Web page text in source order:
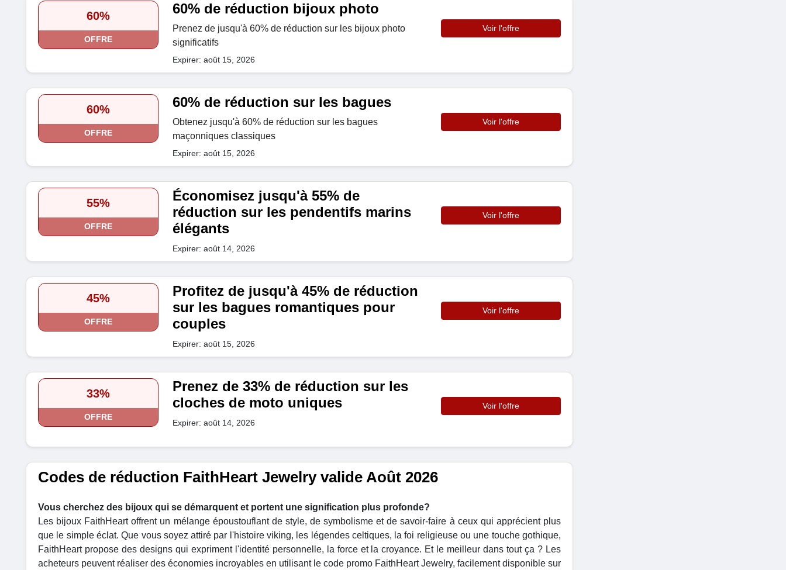
60%
OFFRE
60% de réduction bijoux photo
Prenez de jusqu'à 60% de réduction sur les bijoux photo
significatifs
Expirer: août 15, 2026
Voir l'offre
60%
OFFRE
60% de réduction sur les bagues
Obtenez jusqu'à 60% de réduction sur les bagues
maçonniques classiques
Expirer: août 15, 2026
Voir l'offre
55%
OFFRE
Économisez jusqu'à 55% de
réduction sur les pendentifs marins
élégants
Expirer: août 14, 2026
Voir l'offre
45%
OFFRE
Profitez de jusqu'à 45% de réduction
sur les bagues romantiques pour
couples
Expirer: août 15, 2026
Voir l'offre
33%
OFFRE
Prenez de 33% de réduction sur les
cloches de moto uniques
Expirer: août 14, 2026
Voir l'offre
Codes de réduction FaithHeart Jewelry valide Août 2026
Vous cherchez des bijoux qui se démarquent et portent une signification plus profonde?
Les bijoux FaithHeart offrent un mélange époustouflant de style, de symbolisme et de savoir-faire à ceux qui apprécient plus
que le simple éclat. Que vous soyez attiré par l'histoire viking, les légendes celtiques, la foi religieuse ou une touche gothique,
FaithHeart propose des designs qui expriment l'identité personnelle, la force et la croyance. Et le meilleur dans tout ça ? Les
acheteurs peuvent réaliser des économies incroyables en utilisant le code promo FaithHeart Jewelry, facilement disponible sur